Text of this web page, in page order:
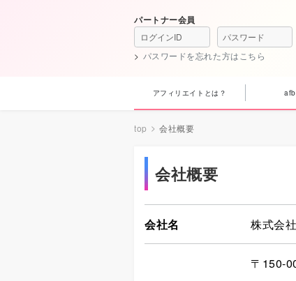
パートナー会員
パスワードを忘れた方はこちら
アフィリエイトとは？
top 会社概要
会社概要
会社名 株式会
〒 150-